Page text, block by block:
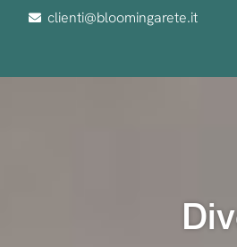
clienti@bloomingarete.it